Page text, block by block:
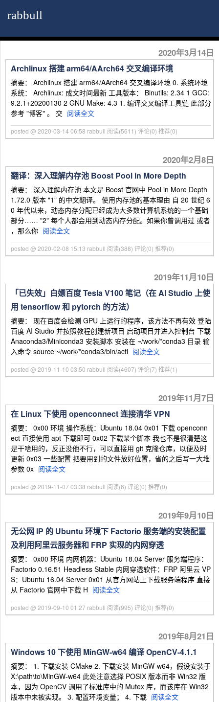
rabbull
2020年3月14日
Archlinux 搭建 arm64/AArch64 交叉编译环境
摘要： Archlinux 搭建 arm64/AArch64 交叉编译环境 0. 系统环境
系统： Archlinux: 成文时间最新 工具版本： Binutils: 2.34 1 GCC:
9.2.1+20200130 2 GNU Make: 4.3 1. 编译交叉编译工具链 此部分
参考 "博客" 。 交 阅读全文
posted @ 2020-03-14 06:58 rabbull 阅读(5611) 评论(0) 推荐(0)
2020年2月8日
翻译：深入理解内存池 Boost Pool in More Depth
摘要： 深入理解内存池 本文是 Boost 官网中 Pool in More Depth
1.72.0 版本 "1" 的中文翻译。 使用内存池的基本理由 自 20 世纪 6
0 年代以来，动态内存分配已经成为大多数计算机系统的一个基础
部分…… "2" 每个人都会用到动态内存分配。如果你曾调用过 或者
，那么你 阅读全文
posted @ 2020-02-08 15:13 rabbull 阅读(388) 评论(0) 推荐(0)
2019年11月10日
「已失效」白嫖百度 Tesla V100 笔记（在 AI Studio 上使
用 tensorflow 和 pytorch 的方法）
摘要： 现在百度会检测 GPU 上运行的程序，该方法不再有效 登陆
百度 AI Studio 并按照教程创建新项目 启动项目并进入控制台 下载
Anaconda3/Miniconda3 安装脚本 安装在 ~/work/*conda3 目录 输
入命令 source ~/work/*conda3/bin/acti 阅读全文
posted @ 2019-11-10 03:50 rabbull 阅读(4607) 评论(7) 推荐(1)
2019年11月7日
在 Linux 下使用 openconnect 连接清华 VPN
摘要： 0x00 环境 操作系统：Ubuntu 18.04 0x01 下载 openconn
ect 直接使用 apt 下载即可 0x02 下载某个脚本 我也不是很清楚这
是干啥用的，反正没他不行，可以直接用 git 克隆仓库，以便及时
更新 0x03 一些配置 把要用到的文件放好位置，省的之后写一大堆
参数 0x 阅读全文
posted @ 2019-11-07 03:38 rabbull 阅读(6) 评论(0) 推荐(0)
2019年9月10日
无公网 IP 的 Ubuntu 环境下 Factorio 服务端的安装配置
及利用阿里云服务器和 FRP 实现的内网穿透
摘要： 0x00 环境 内网机器：Ubuntu 18.04 Server 服务端程序：
Factorio 0.16.51 Headless Stable 内网穿透软件：FRP 阿里云 VP
S：Ubuntu 16.04 Server 0x01 从官方网站上下载服务端程序 直接
从 Factorio 官网中下载 H 阅读全文
posted @ 2019-09-10 01:27 rabbull 阅读(995) 评论(0) 推荐(0)
2019年8月21日
Windows 10 下使用 MinGW-w64 编译 OpenCV-4.1.1
摘要： 1. 下载安装 CMake 2. 下载安装 MinGW-w64，假设安装于
X:\path\to\MinGW-w64 此处注意选择 POSIX 版本而非 Win32 版
本，因为 OpenCV 调用了标准库中的 Mutex 库，而该库在 Win32
版本中未被实现。 3. 配置环境变量； 4. 下载 阅读全文